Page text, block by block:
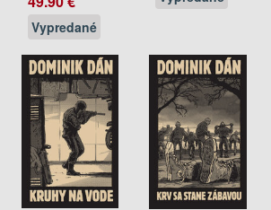
Vypredané